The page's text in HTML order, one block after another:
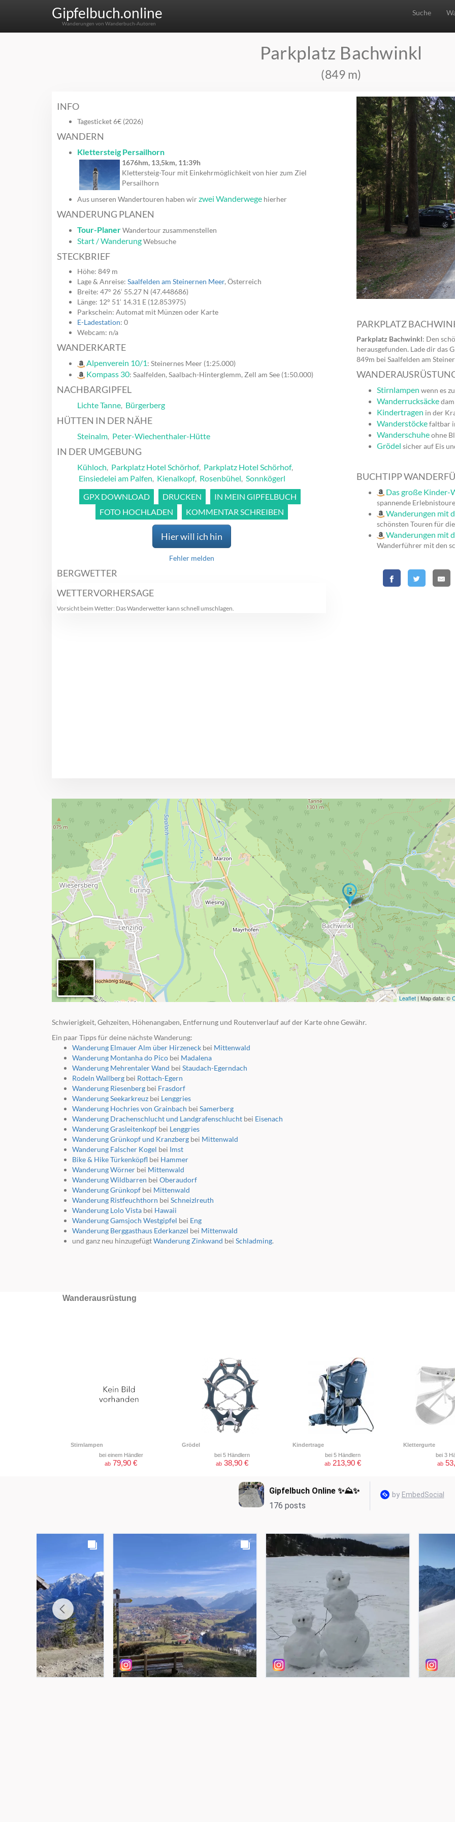
Gipfelbuch.online
Wanderungen von Wanderbuch-Autoren
Suche
Parkplatz Bachwinkl
(849 m)
INFO
Tagesticket 6€ (2026)
WANDERN
Klettersteig Persailhorn
1676hm, 13,5km, 11:39h
Klettersteig-Tour mit Einkehrmöglichkeit von hier zum Ziel
Persailhorn
Aus unseren Wandertouren haben wirzwei Wanderwege hierher
WANDERUNG PLANEN
Tour-PlanerWandertour zusammenstellen
Start / WanderungWebsuche
STECKBRIEF
Höhe: 849 m
Lage & Anreise: Saalfelden am Steinernen Meer, Österreich
Breite: 47° 26‘ 55.27 N (47.448686)
Länge: 12° 51‘ 14.31 E (12.853975)
Parkschein: Automat mit Münzen oder Karte
E-Ladestation: 0
Webcam: n/a
WANDERKARTE
Alpenverein 10/1: Steinernes Meer (1:25.000)
Kompass 30: Saalfelden, Saalbach-Hinterglemm, Zell am See (1:50.000)
NACHBARGIPFEL
Lichte Tanne, Bürgerberg
HÜTTEN IN DER NÄHE
Steinalm, Peter-Wiechenthaler-Hütte
IN DER UMGEBUNG
Kühloch, Parkplatz Hotel Schörhof, Parkplatz Hotel Schörhof,
Einsiedelei am Palfen, Kienalkopf, Rosenbühel, Sonnkögerl
GPX DOWNLOAD
DRUCKEN
IN MEIN GIPFELBUCH
FOTO HOCHLADEN
KOMMENTAR SCHREIBEN
Hier will ich hin
Fehler melden
BERGWETTER
WETTERVORHERSAGE
Vorsicht beim Wetter: Das Wanderwetter kann schnell umschlagen.
PARKPLATZ
Parkplatz Bachwinkl: Den
herausgefunden. Lade dir das
849m bei Saalfelden am
Stirnlampen wenn es
Wanderrucksäcke
Kindertragen in der
Wanderstöckefaltbar
Wanderschuheohne
Grödel sicher auf Eis
BUCHTIPP
Das große Kinder-
spannende
Wanderungen mit
schönsten Touren für
Wanderungen mit
Wanderführer mit den
Leaflet | Map data: ©
Schwierigkeit, Gehzeiten, Höhenangaben, Entfernung und Routenverlauf auf der Karte ohne Gewähr.
Ein paar Tipps für deine nächste Wanderung:
Wanderung Elmauer Alm über Hirzeneck bei Mittenwald
Wanderung Montanha do Pico bei Madalena
Wanderung Mehrentaler Wand bei Staudach-Egerndach
Rodeln Wallberg bei Rottach-Egern
Wanderung Riesenberg bei Frasdorf
Wanderung Seekarkreuz bei Lenggries
Wanderung Hochries von Grainbach bei Samerberg
Wanderung Drachenschlucht und Landgrafenschlucht bei Eisenach
Wanderung Grasleitenkopf bei Lenggries
Wanderung Grünkopf und Kranzberg bei Mittenwald
Wanderung Falscher Kogel bei Imst
Bike & Hike Türkenköpfl bei Hammer
Wanderung Wörner bei Mittenwald
Wanderung Wildbarren bei Oberaudorf
Wanderung Grünkopf bei Mittenwald
Wanderung Ristfeuchthorn bei Schneizlreuth
Wanderung Lolo Vista bei Hawaii
Wanderung Gamsjoch Westgipfel bei Eng
Wanderung Berggasthaus Ederkanzel bei Mittenwald
und ganz neu hinzugefügtWanderung Zinkwand bei Schladming.
Wanderausrüstung
Stirnlampen
bei einem Händler
ab 79,90 €
Grödel
bei 5 Händlern
ab 38,90 €
Kindertrage
bei 5 Händlern
ab 213,90 €
Klettergurte
bei 3
ab